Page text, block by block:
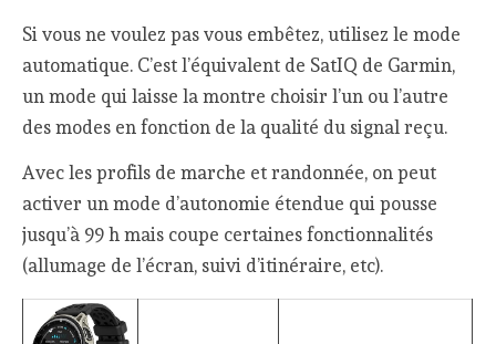
Si vous ne voulez pas vous embêtez, utilisez le mode
automatique. C’est l’équivalent de SatIQ de Garmin,
un mode qui laisse la montre choisir l’un ou l’autre
des modes en fonction de la qualité du signal reçu.
Avec les profils de marche et randonnée, on peut
activer un mode d’autonomie étendue qui pousse
jusqu’à 99 h mais coupe certaines fonctionnalités
(allumage de l’écran, suivi d’itinéraire, etc).